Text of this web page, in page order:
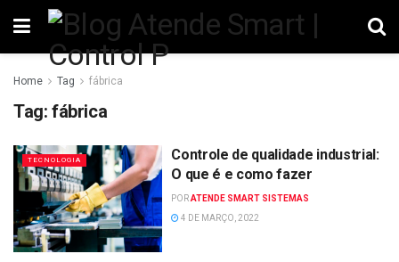
Home Tag fábrica
Tag: fábrica
TECNOLOGIA
Controle de qualidade industrial:
O que é e como fazer
PORATENDE SMART SISTEMAS
4 DE MARÇO, 2022